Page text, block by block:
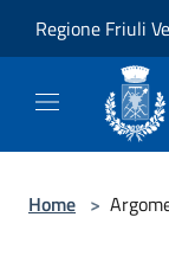
Regione Friuli
Home >